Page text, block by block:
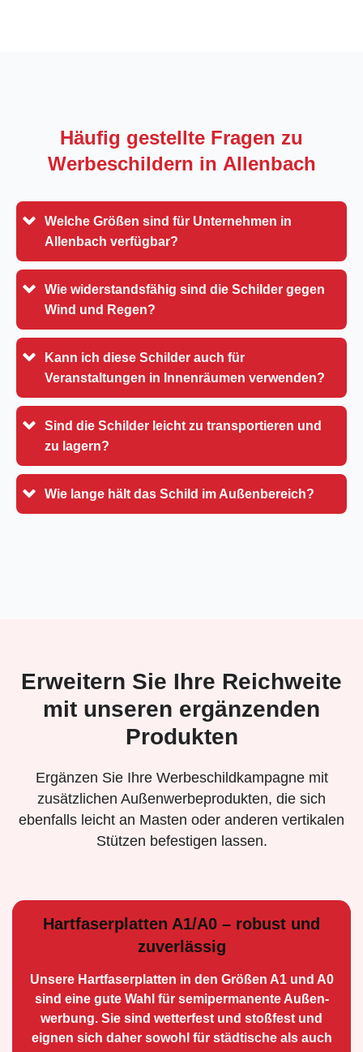
Häufig gestellte Fragen zu
Werbeschildern in Allenbach
Welche Größen sind für Unternehmen in
Allenbach verfügbar?
Wie widerstandsfähig sind die Schilder gegen
Wind und Regen?
Kann ich diese Schilder auch für
Veranstaltungen in Innenräumen verwenden?
Sind die Schilder leicht zu transportieren und
zu lagern?
Wie lange hält das Schild im Außenbereich?
Erweitern Sie Ihre Reichweite
mit unseren ergänzenden
Produkten
Ergänzen Sie Ihre Werbeschildkampagne mit
zusätzlichen Außenwerbeprodukten, die sich
ebenfalls leicht an Masten oder anderen vertikalen
Stützen befestigen lassen.
Hartfaserplatten A1/A0 – robust und
zuverlässig
Unsere Hartfaserplatten in den Größen A1 und A0
sind eine gute Wahl für semiperma­nente Außen­
werbung. Sie sind wetterfest und stoßfest und
eignen sich daher sowohl für städtische als auch